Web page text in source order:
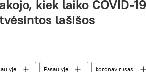
kiek laiko COVID-19
lašišos
Pasaulyje koronavirusas